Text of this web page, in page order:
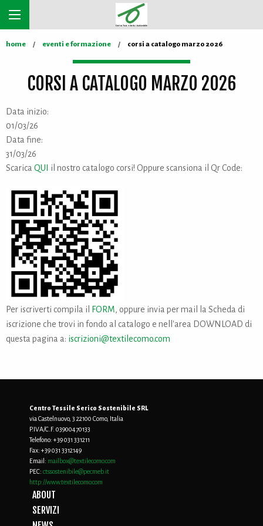
home eventi e formazione corsi a catalogo marzo 2026
CORSI A CATALOGO MARZO 2026
Data inizio:
01/03/26
Data fine:
31/03/26
Scarica QUI il nostro catalogo corsi! Oppure scansiona il Qr Code:
Per iscriverti compila il FORM, oppure invia per mail la Scheda di
iscrizione che trovi in fondo al catalogo e nell'area DOWNLOAD di
questa pagina a: iscrizioni@textilecomo.com
Centro Tessile Serico Sostenibile SRL
via Castelnuovo, 3 22100 Como, Italia
P.IVA/C.F. 03900470133
Telefono: +39 031 331211
Fax: +39 031 3312149
Email: mailbox@textilecomo.com
PEC: ctssostenibile@pecmeb.it
http://www.textilecomo.com
ABOUT
SERVIZI